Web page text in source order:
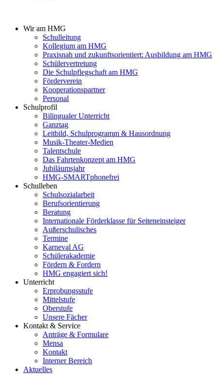
Wir am HMG
Schulleitung
Kollegium am HMG
Praxisnah und zukunftsorientiert: Ausbildung am HMG
Schülervertretung
Die Schulpflegschaft am HMG
Förderverein
Kooperationspartner
Personal
Schulprofil
Bilingualer Unterricht
Ganztag
Leitbild, Schulprogramm & Hausordnung
Musik-Theater-Medien
Talentschule
Das Fahrtenkonzept am HMG
Jubiläumsjahr
HMG-SMARTphonefrei
Schulleben
Schulsozialarbeit
Berufsorientierung
Beratung
Internationale Förderklasse für Seiteneinsteiger
Außerschulisches
Termine
Karneval AG
Schülerakademie
Fördern & Fordern
HMG engagiert sich!
Unterricht
Erprobungsstufe
Mittelstufe
Oberstufe
Unsere Fächer
Kontakt & Service
Anträge & Formulare
Mensa
Kontakt
Interner Bereich
Aktuelles